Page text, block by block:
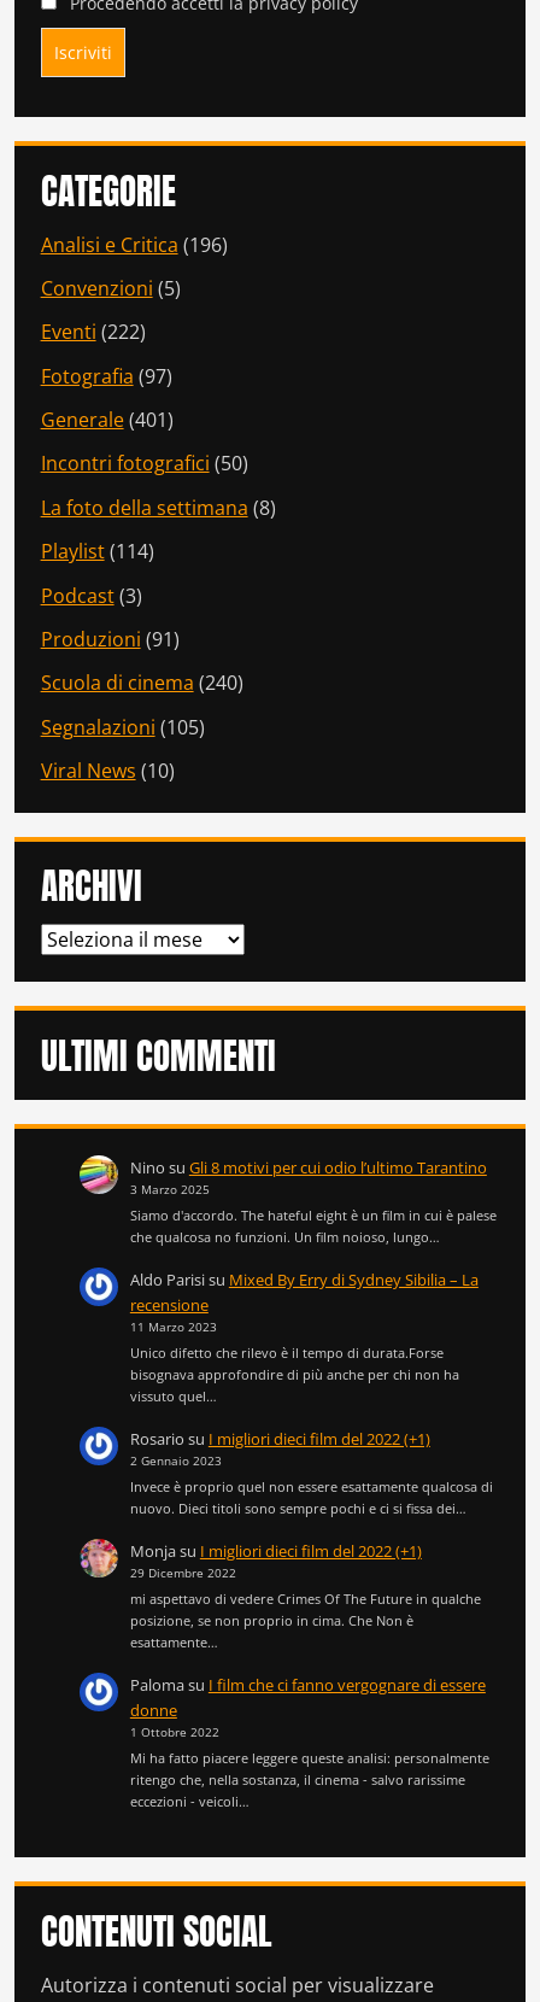
CATEGORIE
Analisi e Critica (196)
Convenzioni (5)
Eventi (222)
Fotografia (97)
Generale(401)
Incontri fotografici (50)
La foto della settimana (8)
Playlist(114)
Podcast(3)
Produzioni (91)
Scuola di cinema (240)
Segnalazioni (105)
Viral News (10)
ARCHIVI
ARCHIVI
ULTIMI COMMENTI
Nino su Gli 8 motivi per cui odio l’ultimo Tarantino
3 Marzo 2025
Siamo d'accordo. The hateful eight è un film in cui è palese
che qualcosa no funzioni. Un film noioso, lungo…
Aldo Parisisu Mixed By Erry di Sydney Sibilia – La
recensione
11 Marzo 2023
Unico difetto che rilevo è il tempo di durata.Forse
bisognava approfondire di più anche per chi non ha
vissuto quel…
Rosario su I migliori dieci film del 2022 (+1)
2 Gennaio 2023
Invece è proprio quel non essere esattamente qualcosa di
nuovo. Dieci titoli sono sempre pochi e ci si fissa dei…
Monjasu I migliori dieci film del 2022 (+1)
29 Dicembre 2022
mi aspettavo di vedere Crimes Of The Future in qualche
posizione, se non proprio in cima. Che Non è
esattamente…
Palomasu I film che ci fanno vergognare di essere
donne
1 Ottobre 2022
Mi ha fatto piacere leggere queste analisi: personalmente
ritengo che, nella sostanza, il cinema - salvo rarissime
eccezioni - veicoli…
CONTENUTI SOCIAL
Autorizza i contenuti social per visualizzare